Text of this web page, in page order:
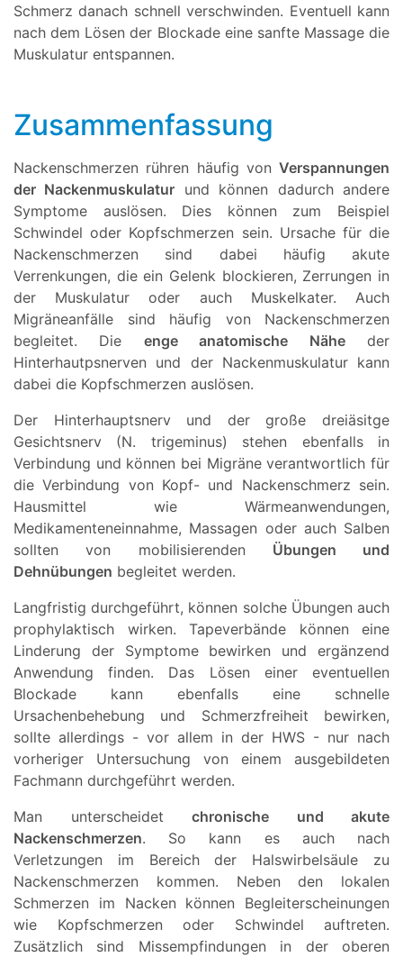
Schmerz danach schnell verschwinden. Eventuell kann
nach dem Lösen der Blockade eine sanfte Massage die
Muskulatur entspannen.
Zusammenfassung
Nackenschmerzen rühren häufig von Verspannungen
der Nackenmuskulatur und können dadurch andere
Symptome auslösen. Dies können zum Beispiel
Schwindel oder Kopfschmerzen sein. Ursache für die
Nackenschmerzen sind dabei häufig akute
Verrenkungen, die ein Gelenk blockieren, Zerrungen in
der Muskulatur oder auch Muskelkater. Auch
Migräneanfälle sind häufig von Nackenschmerzen
begleitet. Die enge anatomische Näheder
Hinterhautpsnerven und der Nackenmuskulatur kann
dabei die Kopfschmerzen auslösen.
Der Hinterhauptsnerv und der große dreiäsitge
Gesichtsnerv (N. trigeminus) stehen ebenfalls in
Verbindung und können bei Migräne verantwortlich für
die Verbindung von Kopf- und Nackenschmerz sein.
Hausmittel wie Wärmeanwendungen,
Medikamenteneinnahme, Massagen oder auch Salben
sollten von mobilisierenden Übungen und
Dehnübungen begleitet werden.
Langfristig durchgeführt, können solche Übungen auch
prophylaktisch wirken. Tapeverbände können eine
Linderung der Symptome bewirken und ergänzend
Anwendung finden. Das Lösen einer eventuellen
Blockade kann ebenfalls eine schnelle
Ursachenbehebung und Schmerzfreiheit bewirken,
sollte allerdings - vor allem in der HWS - nur nach
vorheriger Untersuchung von einem ausgebildeten
Fachmann durchgeführt werden.
Man unterscheidet chronische und akute
Nackenschmerzen. So kann es auch nach
Verletzungen im Bereich der Halswirbelsäule zu
Nackenschmerzen kommen. Neben den lokalen
Schmerzen im Nacken können Begleiterscheinungen
wie Kopfschmerzen oder Schwindel auftreten.
Zusätzlich sind Missempfindungen in der oberen